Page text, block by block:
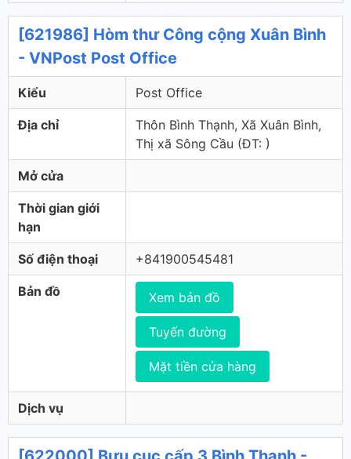
[621986] Hòm thư Công cộng Xuân Bình
- VNPost Post Office
Kiểu Post Office
Địa chỉ
Thôn Bình Thạnh, Xã Xuân Bình,
Thị xã Sông Cầu (ÐT: )
Mở cửa
Thời gian giới
hạn
Số điện thoại +841900545481
Bản đồ Xem bản đồ
Tuyến đường
Mặt tiền cửa hàng
Dịch vụ